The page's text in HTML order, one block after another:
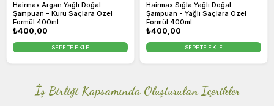
Hairmax Argan Yağlı Doğal
Şampuan - Kuru Saçlara Özel
Formül 400ml
Normal
fiyat
₺400,00
SEPETE EKLE
Hairmax Sığla Yağlı Doğal
Şampuan - Yağlı Saçlara Özel
Formül 400ml
Normal
fiyat
₺400,00
SEPETE EKLE
İş Birliği Kapsamında Oluşturulan Içerikler